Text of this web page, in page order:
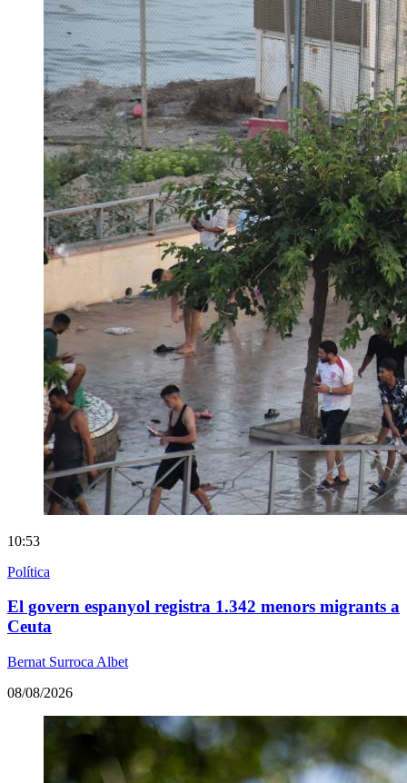
10:53
Política
El govern espanyol registra 1.342 menors migrants a
Ceuta
Bernat Surroca Albet
08/08/2026